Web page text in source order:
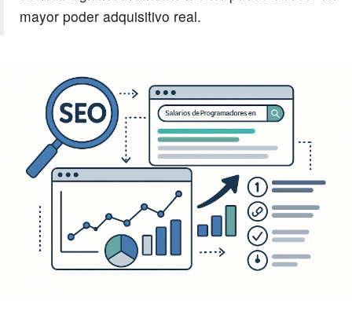
mayor poder adquisitivo real.